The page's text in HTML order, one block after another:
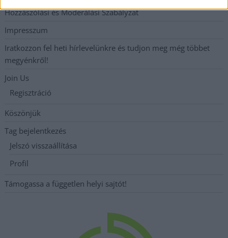
Hozzászólási és Moderálási Szabályzat
Impresszum
Iratkozzon fel heti hírlevelünkre és tudjon meg még többet
megyénkről!
Join Us
Regisztráció
Köszönjük
Tag bejelentkezés
Jelszó visszaállítása
Profil
Támogassa a független helyi sajtót!